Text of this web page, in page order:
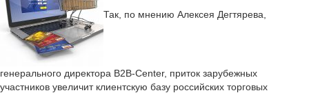
Так, по мнению Алексея Дегтярева,
генерального директора B2B-Center, приток зарубежных
участников увеличит клиентскую базу российских торговых